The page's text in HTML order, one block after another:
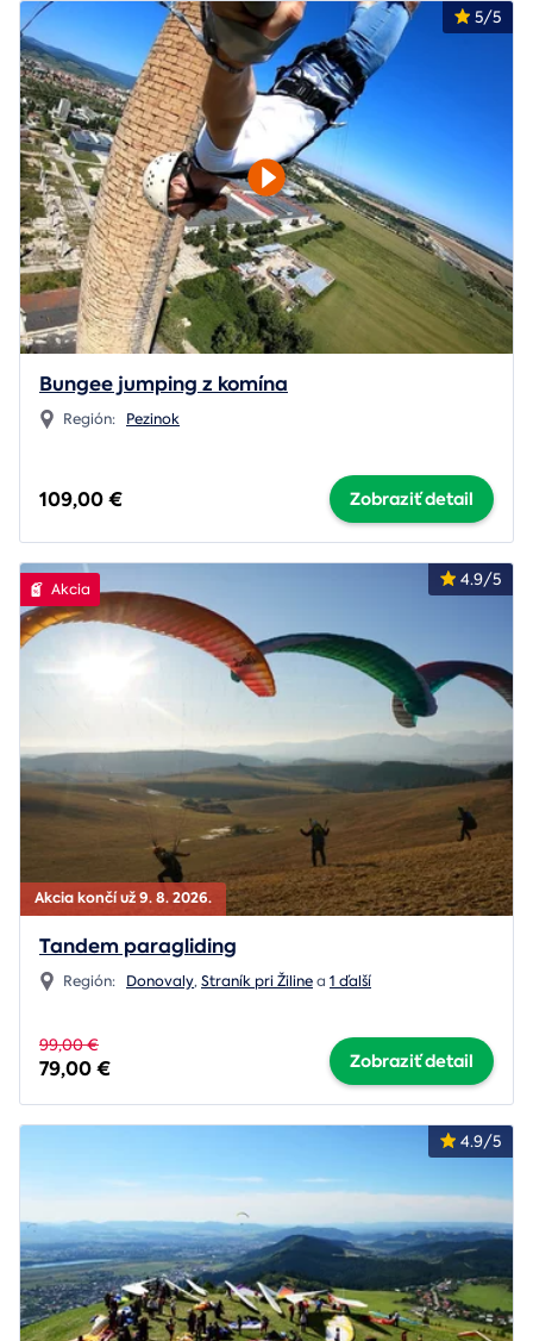
5/5
Bungee jumping z komína
Región: Pezinok
109,00 € Zobraziť detail
Akcia končí už 9. 8. 2026.
4.9/5
Akcia
Tandem paragliding
Región: Donovaly,Straník pri Žilinea 1 ďalší
99,00 €
79,00 € Zobraziť detail
4.9/5